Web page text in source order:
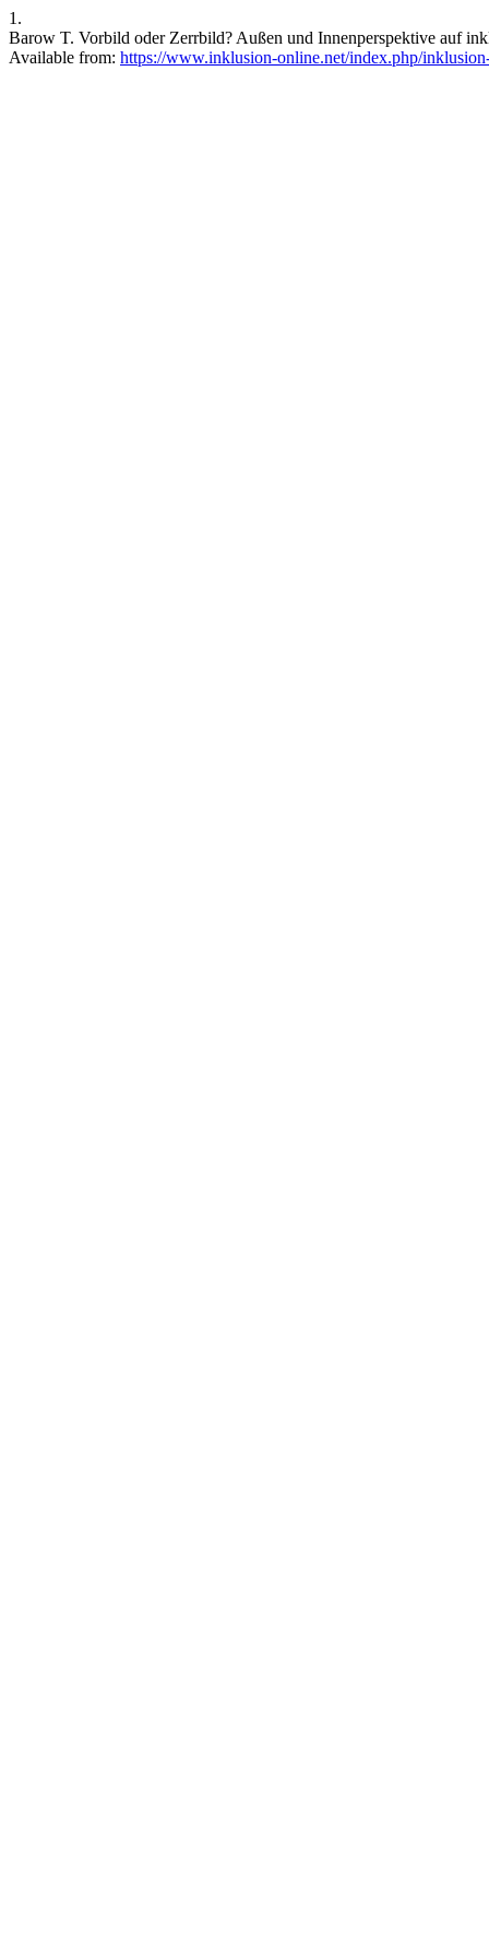
1.
Barow T. Vorbild oder Zerrbild? Außen und Innenperspektive auf
Available from: https://www.inklusion-online.net/index.php/